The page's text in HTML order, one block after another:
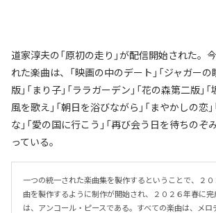
道家淳夫の「原初の走り」が配信開始された。
れた楽曲は、「映画の中のデート」「ジャガーの
版」「まり子」「ララガーデン」「花の森第二版」
風を歌え」「朝日を浴びながら」「まやかしの恋
な」「愛の国に行こう」「再び会う日を待ちのぞ
っている。
一つの統一された楽曲集を製作するということで、２
曲を製作するように制作が開始され、２０２６年春に
は、アンコール・ピースである。すべての楽曲は、メロ